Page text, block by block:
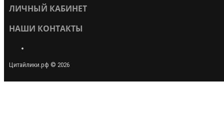
ЛИЧНЫЙ КАБИНЕТ
НАШИ КОНТАКТЫ
Цитайлики.рф © 2026